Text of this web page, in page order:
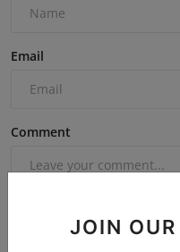
JOIN
Email
Comment